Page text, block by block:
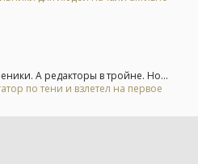
А редакторы в тройне. Но...
по тени и взлетел на первое